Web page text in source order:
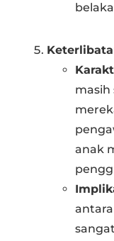
masih
anak